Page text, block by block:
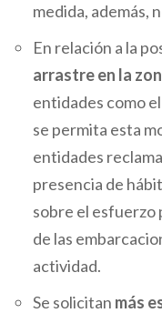
medida, además,
En relación a la
arrastre en la
entidades como
se permita esta
entidades
presencia de
sobre el esfuerzo
de las
actividad.
Se solicitan más